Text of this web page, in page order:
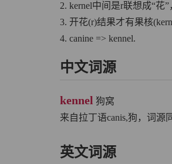
2. kernel中间是r联想成“花
3. 开花(r)结果才有果核
4. canine => kennel.
中文词源
kennel 狗窝
来自拉丁语canis,狗，词源同
英文词源